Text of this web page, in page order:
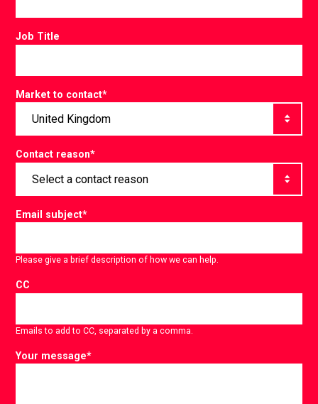
Job Title
Market to contact*
Contact reason*
Email subject*
Please give a brief description of how we can help.
CC
Emails to add to CC, separated by a comma.
Your message*